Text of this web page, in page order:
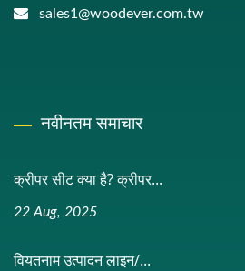
sales1@woodever.com.tw
नवीनतम समाचार
क्रीपर सीट क्या है? क्रीपर...
22 Aug, 2025
वियतनाम उत्पादन लाइन/...